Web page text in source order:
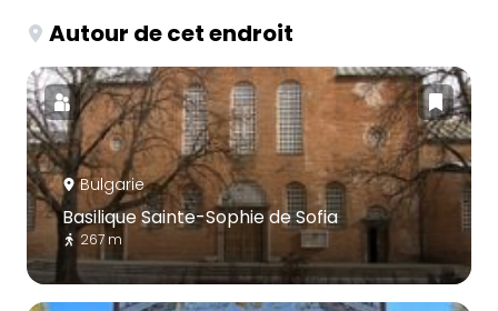
Autour de cet endroit
Bulgarie
Basilique Sainte-Sophie de Sofia
267 m